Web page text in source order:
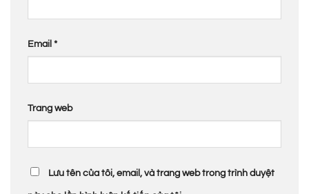
Email *
Trang web
Lưu tên của tôi, email, và trang web trong trình duyệt